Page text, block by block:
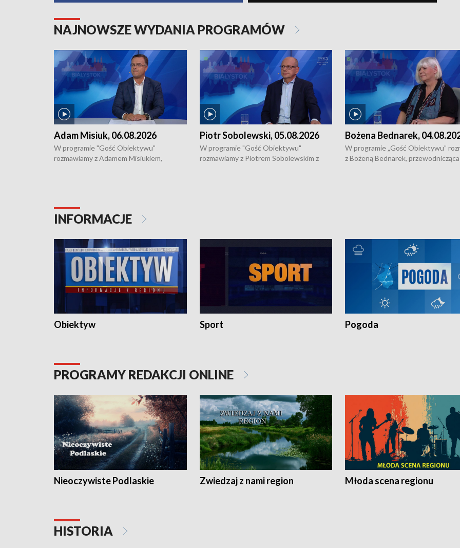
NAJNOWSZE WYDANIA PROGRAMÓW
Adam Misiuk, 06.08.2026
W programie "Gość Obiektywu"
rozmawiamy z Adamem Misiukiem,
Piotr Sobolewski, 05.08.2026
W programie "Gość Obiektywu"
rozmawiamy z Piotrem Sobolewskim z
Bożena Bednarek,
W programie „Gość Obiektywu”
z Bożeną Bednarek, przewodnicząca
INFORMACJE
Obiektyw Sport Pogoda
PROGRAMY REDAKCJI ONLINE
Nieoczywiste Podlaskie Zwiedzaj z nami region Młoda scena regionu
HISTORIA